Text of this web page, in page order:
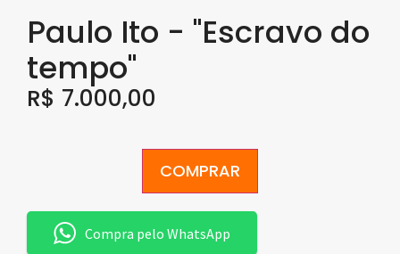
Paulo Ito - "Escravo do
tempo"
R$ 7.000,00
COMPRAR
Compra pelo WhatsApp